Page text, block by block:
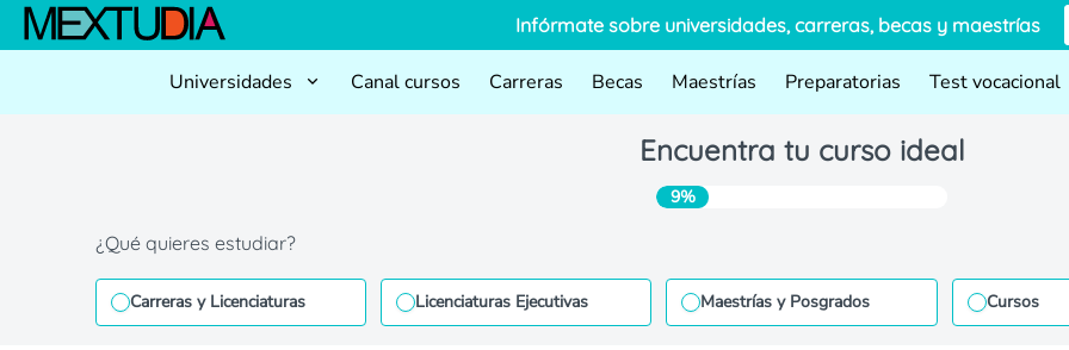
Infórmate sobre universidades, carreras, becas y maestrías
Universidades Canal cursos Carreras Becas Maestrías Preparatorias Test vocacional
Encuentra tu curso ideal
9%
¿Qué quieres estudiar?
Carreras y Licenciaturas Licenciaturas Ejecutivas Maestrías y Posgrados Cursos